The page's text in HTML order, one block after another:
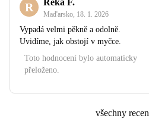
R Réka F.
Maďarsko, 18. 1. 2026
Vypadá velmi pěkně a odolně.
Uvidíme, jak obstojí v myčce.
Toto hodnocení bylo automaticky
přeloženo.
všechny